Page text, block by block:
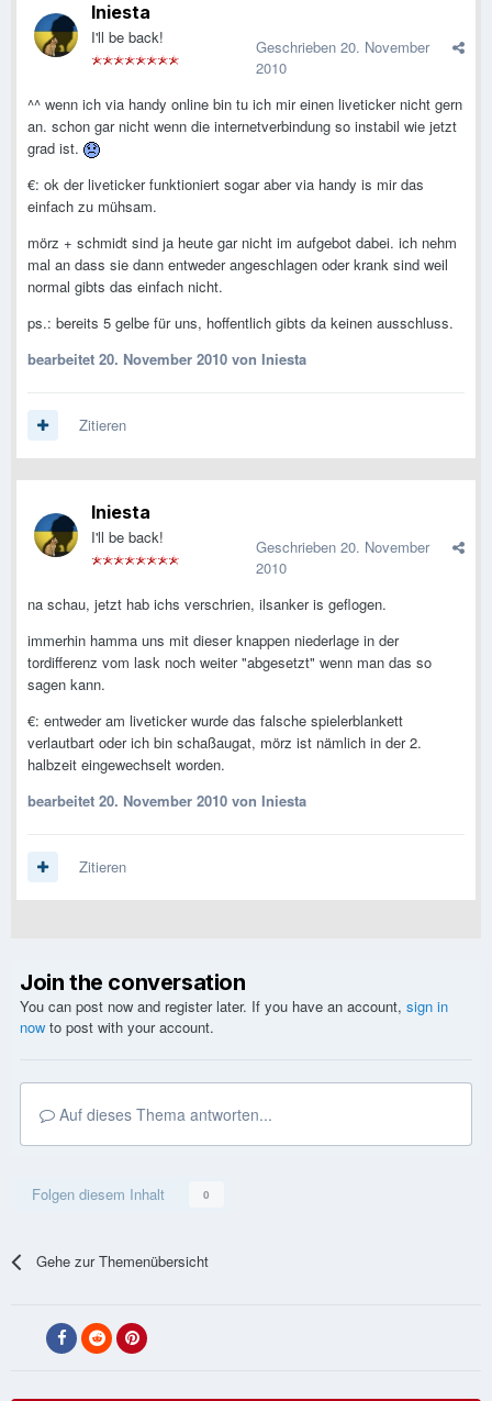
Iniesta
I'll be back! Geschrieben 20. November
2010
^^ wenn ich via handy online bin tu ich mir einen liveticker nicht gern
an. schon gar nicht wenn die internetverbindung so instabil wie jetzt
grad ist.
€: ok der liveticker funktioniert sogar aber via handy is mir das
einfach zu mühsam.
mörz + schmidt sind ja heute gar nicht im aufgebot dabei. ich nehm
mal an dass sie dann entweder angeschlagen oder krank sind weil
normal gibts das einfach nicht.
ps.: bereits 5 gelbe für uns, hoffentlich gibts da keinen ausschluss.
bearbeitet 20. November 2010 von Iniesta
Zitieren
Iniesta
I'll be back! Geschrieben 20. November
2010
na schau, jetzt hab ichs verschrien, ilsanker is geflogen.
immerhin hamma uns mit dieser knappen niederlage in der
tordifferenz vom lask noch weiter "abgesetzt" wenn man das so
sagen kann.
€: entweder am liveticker wurde das falsche spielerblankett
verlautbart oder ich bin schaßaugat, mörz ist nämlich in der 2.
halbzeit eingewechselt worden.
bearbeitet 20. November 2010 von Iniesta
Zitieren
Join the conversation
You can post now and register later. If you have an account, sign in
now to post with your account.
Auf dieses Thema antworten...
Folgen diesem Inhalt 0
Gehe zur Themenübersicht